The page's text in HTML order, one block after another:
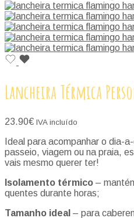
Lancheira Térmica
23.90€ IVA incluído
Ideal para acompanhar o dia-
passeio, viagem ou na praia,
vais mesmo querer ter!
Isolamento térmico –
quentes durante horas;
Tamanho ideal – para